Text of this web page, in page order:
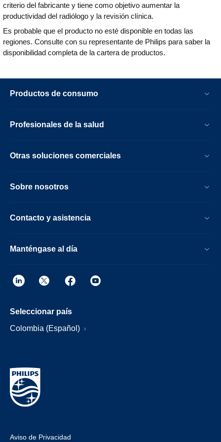
Clinical Collaboration Platform Enterprise
Viewer Module.
criterio del fabricante y tiene como objetivo aumentar la
productividad del radiólogo y la revisión clínica.
Es probable que el producto no esté disponible en todas las
regiones. Consulte con su representante de Philips para saber la
disponibilidad completa de la cartera de productos.
Productos de consumo
Profesionales de la salud
Otras soluciones comerciales
Sobre nosotros
Contacto y asistencia
Manténgase al día
Seleccionar país
Colombia (Español)
Aviso de Privacidad